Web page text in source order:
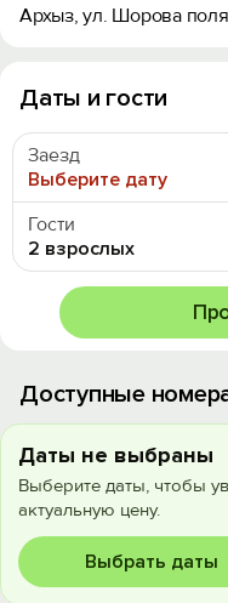
Архыз, ул. Шорова
Даты и гости
Заезд
Выберите дату
Гости
2 взрослых
Доступные
Даты не выбраны
Выберите даты, чтобы
актуальную цену.
Выбрать даты